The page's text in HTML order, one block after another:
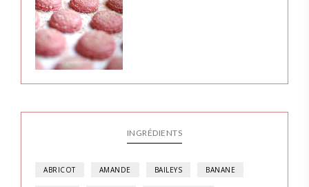
INGRÉDIENTS
ABRICOT AMANDE BAILEYS BANANE